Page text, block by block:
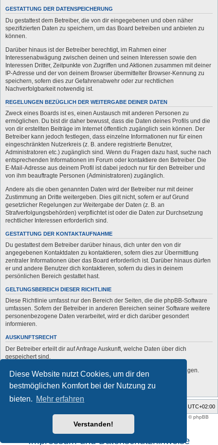
Diese Website nutzt Cookies, um dir den
bestmöglichen Komfort bei der Nutzung zu
bieten. Mehr erfahren
Verstanden!
GESTATTUNG DER DATENSPEICHERUNG
Du gestattest dem Betreiber, die von dir eingegebenen und oben näher
spezifizierten Daten zu speichern, um das Board betreiben und anbieten zu
können.
Darüber hinaus ist der Betreiber berechtigt, im Rahmen einer
Interessenabwägung zwischen deinen und seinen Interessen sowie den
Interessen Dritter, Zeitpunkte von Zugriffen und Aktionen zusammen mit deiner
IP-Adresse und der von deinem Browser übermittelter Browser-Kennung zu
speichern, sofern dies zur Gefahrenabwehr oder zur rechtlichen
Nachverfolgbarkeit notwendig ist.
REGELUNGEN BEZÜGLICH DER WEITERGABE DEINER DATEN
Zweck eines Boards ist es, einen Austausch mit anderen Personen zu
ermöglichen. Du bist dir daher bewusst, dass die Daten deines Profils und die
von dir erstellten Beiträge im Internet öffentlich zugänglich sein können. Der
Betreiber kann jedoch festlegen, dass einzelne Informationen nur für einen
eingeschränkten Nutzerkreis (z. B. andere registrierte Benutzer,
Administratoren etc.) zugänglich sind. Wenn du Fragen dazu hast, suche nach
entsprechenden Informationen im Forum oder kontaktiere den Betreiber. Die
E-Mail-Adresse aus deinem Profil ist dabei jedoch nur für den Betreiber und
von ihm beauftragte Personen (Administratoren) zugänglich.
Andere als die oben genannten Daten wird der Betreiber nur mit deiner
Zustimmung an Dritte weitergeben. Dies gilt nicht, sofern er auf Grund
gesetzlicher Regelungen zur Weitergabe der Daten (z. B. an
Strafverfolgungsbehörden) verpflichtet ist oder die Daten zur Durchsetzung
rechtlicher Interessen erforderlich sind.
GESTATTUNG DER KONTAKTAUFNAHME
Du gestattest dem Betreiber darüber hinaus, dich unter den von dir
angegebenen Kontaktdaten zu kontaktieren, sofern dies zur Übermittlung
zentraler Informationen über das Board erforderlich ist. Darüber hinaus dürfen
er und andere Benutzer dich kontaktieren, sofern du dies in deinem
persönlichen Bereich gestattet hast.
GELTUNGSBEREICH DIESER RICHTLINIE
Diese Richtlinie umfasst nur den Bereich der Seiten, die die phpBB-Software
umfassen. Sofern der Betreiber in anderen Bereichen seiner Software weitere
personenbezogene Daten verarbeitet, wird er dich darüber gesondert
informieren.
AUSKUNFTSRECHT
Der Betreiber erteilt dir auf Anfrage Auskunft, welche Daten über dich
gespeichert sind.
Du kannst jederzeit die Löschung bzw. Sperrung deiner Daten verlangen.
Kontaktiere hierzu bitte den Betreiber.
UTC+02:00
support forum tricolor phpBB
® Forum Software © phpBB
Limited
Deutsche Übersetzung durch
Impressum und Datenschutzhinweise